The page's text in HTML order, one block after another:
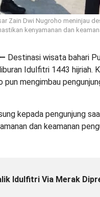
Zain Dwi Nugroho meninjau
kenyamanan dan
— Destinasi wisata bahari
Idulfitri 1443 hijriah.
pun mengimbau
kepada pengunjung
dan keamanan
Idulfitri Via Merak